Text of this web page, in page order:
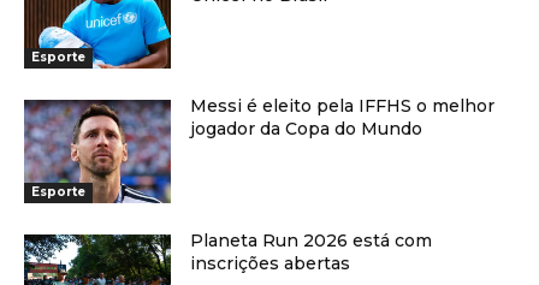
Esporte
Esporte
Messi é eleito pela IFFHS o melhor
jogador da Copa do Mundo
Planeta Run 2026 está com
inscrições abertas